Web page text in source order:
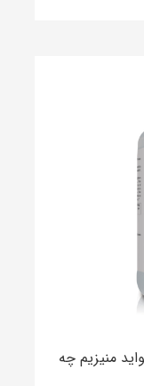
منیزیم چه